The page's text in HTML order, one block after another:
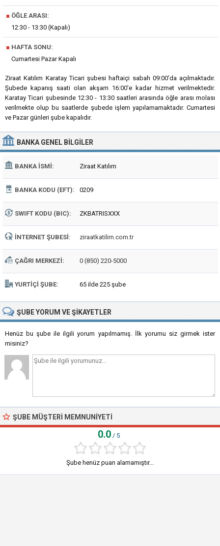
■ ÖĞLE ARASI:
12:30 - 13:30 (Kapalı)
■ HAFTA SONU:
Cumartesi Pazar Kapalı
Ziraat Katılım Karatay Ticari şubesi haftaiçi sabah 09:00'da açılmaktadır.
Şubede kapanış saati olan akşam 16:00'e kadar hizmet verilmektedir.
Karatay Ticari şubesinde 12:30 - 13:30 saatleri arasında öğle arası molası
verilmekte olup bu saatlerde şubede işlem yapılamamaktadır. Cumartesi
ve Pazar günleri şube kapalıdır.
BANKA GENEL BILGILER
BANKA İSMI: Ziraat Katılım
BANKA KODU (EFT): 0209
SWIFT KODU (BIC): ZKBATRISXXX
İNTERNET ŞUBESI: ziraatkatilim.com.tr
ÇAĞRI MERKEZI: 0 (850) 220-5000
YURTIÇI ŞUBE: 65 ilde 225 şube
ŞUBEYORUM VE ŞIKAYETLER
Henüz bu şube ile ilgili yorum yapılmamış. İlk yorumu siz girmek ister
misiniz?
ŞUBE MÜŞTERI MEMNUNIYETI
0.0 / 5
Şube henüz puan alamamıştır...